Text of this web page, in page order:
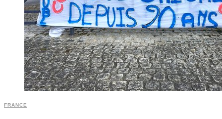
FRANCE